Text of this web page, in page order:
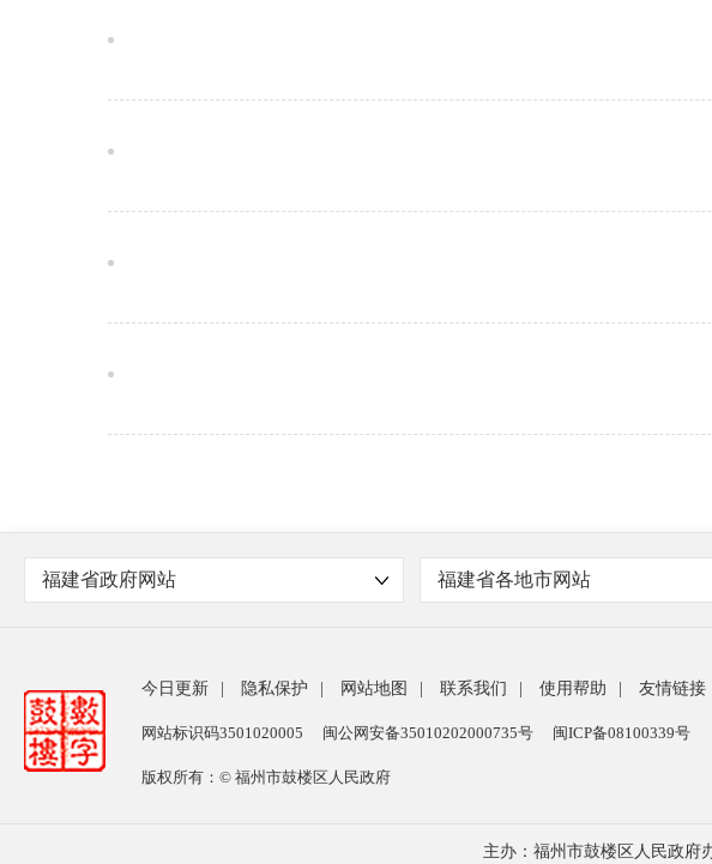
福建省政府网站 福建省各地市网站
今日更新 | 隐私保护 | 网站地图 | 联系我们 | 使用帮助 | 友情链接
网站标识码3501020005 闽公网安备35010202000735号 闽ICP备08100339号
版权所有：© 福州市鼓楼区人民政府
主办：福州市鼓楼区人民政府